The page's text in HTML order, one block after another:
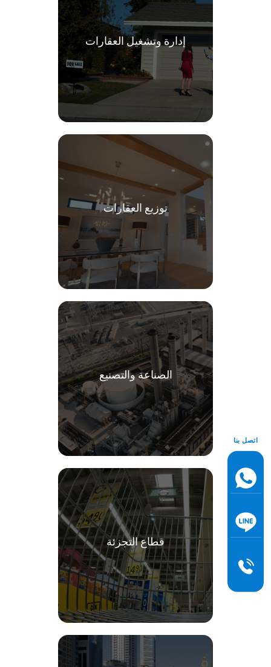
إدارة وتشغيل العقارات
توزيع العقارات
الصناعة والتصنيع
قطاع التجزئة
اتصل بنا